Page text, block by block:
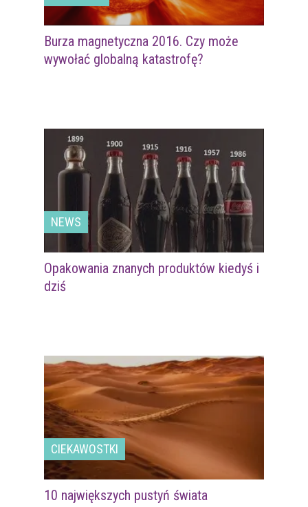
Burza magnetyczna 2016. Czy może
wywołać globalną katastrofę?
NEWS
Opakowania znanych produktów kiedyś i
dziś
CIEKAWOSTKI
10 największych pustyń świata